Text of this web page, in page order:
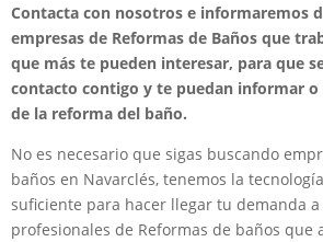
Contacta con nosotros e informaremos
empresas de Reformas de Baños que
que más te pueden interesar, para que
contacto contigo y te puedan informar
de la reforma del baño.
No es necesario que sigas buscando
baños en Navarclés, tenemos la
suficiente para hacer llegar tu demanda a
profesionales de Reformas de baños que